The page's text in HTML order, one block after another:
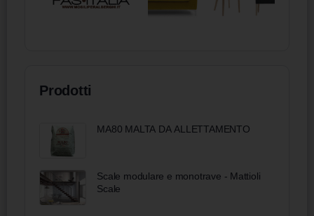
Prodotti
MA80 MALTA DA ALLETTAMENTO
Scale modulare e monotrave - Mattioli
Scale